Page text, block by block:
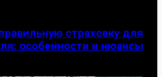
страховку для
особенности и нюансы